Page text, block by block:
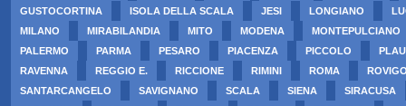
GUSTOCORTINA
ISOLA DELLA SCALA JESI LONGIANO
MILANO
MIRABILANDIA MITO MODENA
MONTEPULCIANO
PALERMO
PARMA PESARO PIACENZA PICCOLO
RAVENNA
REGGIO E. RICCIONE RIMINI ROMA
SANTARCANGELO
SAVIGNANO SCALA SIENA
SIRACUSA